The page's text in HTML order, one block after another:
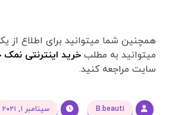
همچنین شما میتوانید برای اطلاع از
میتوانید به مطلبخرید اینترنتی
سایت مراجعه کنید.
B.beauti سپتامبر ۱, ۲۰۲۱